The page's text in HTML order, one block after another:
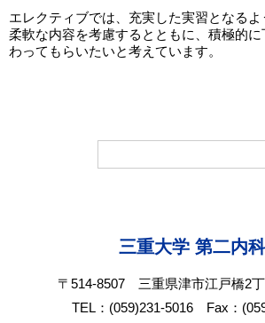
エレクティブでは、充実した実習となる
柔軟な内容を考慮するとともに、積極的
わってもらいたいと考えています。
三重大学 第二内科
〒514-8507 三重県津市江戸橋2
TEL：(059)231-5016 Fax：